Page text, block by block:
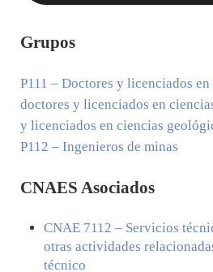
Grupos
P111 – Doctores y licenciados
doctores y licenciados en
y licenciados en ciencias
P112 – Ingenieros de minas
CNAES Asociados
CNAE 7112 – Servicios
otras actividades
técnico